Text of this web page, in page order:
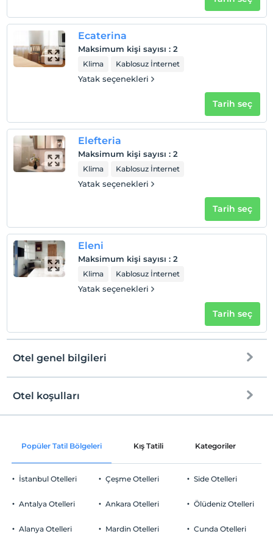
Ecaterina
Maksimum kişi sayısı : 2
Klima Kablosuz İnternet
Yatak seçenekleri
Tarih seç
Elefteria
Maksimum kişi sayısı : 2
Klima Kablosuz İnternet
Yatak seçenekleri
Tarih seç
Eleni
Maksimum kişi sayısı : 2
Klima Kablosuz İnternet
Yatak seçenekleri
Tarih seç
Otel genel bilgileri
Ortak alanlar ve tüm odalar
Otopark
Otel koşulları
Check/in
Check/out
En geç saat 12:00 ve öncesi
Evcil Hayvan
Popüler Tatil Bölgeleri Kış Tatili Kategoriler
İstanbul Otelleri
Antalya Otelleri
Alanya Otelleri
Çeşme Otelleri
Ankara Otelleri
Mardin Otelleri
Side Otelleri
Ölüdeniz Otelleri
Cunda Otelleri